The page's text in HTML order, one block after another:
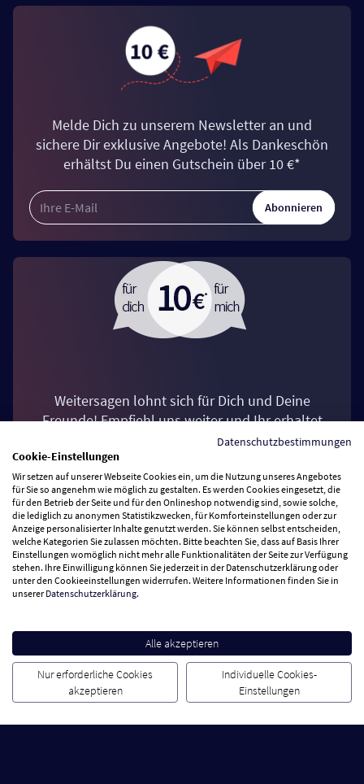
Melde Dich zu unserem Newsletter an und
sichere Dir exklusive Angebote! Als Dankeschön
erhältst Du einen Gutschein über 10 €*
Abonnieren
Weitersagen lohnt sich für Dich und Deine
Freunde! Empfiehl uns weiter und Ihr erhaltet
jeweils einen Einkaufsgutschein über 10 €*.
Jetzt Freunde werben
Mit der 123 App noch
näher dran!
Datenschutzbestimmungen
Cookie-Einstellungen
Wir setzen auf unserer Webseite Cookies ein, um die Nutzung unseres Angebotes
für Sie so angenehm wie möglich zu gestalten. Es werden Cookies eingesetzt, die
für den Betrieb der Seite und für den Onlineshop notwendig sind, sowie solche,
die lediglich zu anonymen Statistikzwecken, für Komforteinstellungen oder zur
Anzeige personalisierter Inhalte genutzt werden. Sie können selbst entscheiden,
welche Kategorien Sie zulassen möchten. Bitte beachten Sie, dass auf Basis Ihrer
Einstellungen womöglich nicht mehr alle Funktionalitäten der Seite zur Verfügung
stehen. Ihre Einwilligung können Sie jederzeit in der Datenschutzerklärung oder
unter den Cookieeinstellungen widerrufen. Weitere Informationen finden Sie in
unsererDatenschutzerklärung.
Alle akzeptieren
Nur erforderliche Cookies
akzeptieren
Individuelle Cookies-
Einstellungen